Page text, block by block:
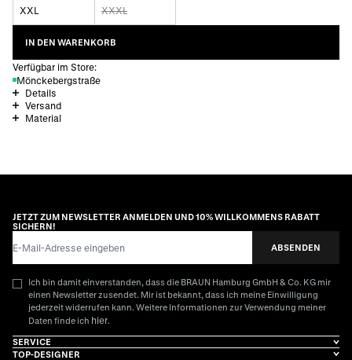
XXL XXXL
IN DEN WARENKORB
Verfügbar im Store:
Mönckebergstraße
Details
Versand
Material
JETZT ZUM NEWSLETTER ANMELDEN UND 10% WILLKOMMENS RABATT
SICHERN!
ABSENDEN
Ich bin damit einverstanden, dass die BRAUN Hamburg GmbH & Co. KG mir
einen Newsletter zusendet. Mir ist bekannt, dass ich meine Einwilligung
jederzeit widerrufen kann. Weitere Informationen zur Verwendung meiner
Daten finde ich hier.
SERVICE
TOP-DESIGNER